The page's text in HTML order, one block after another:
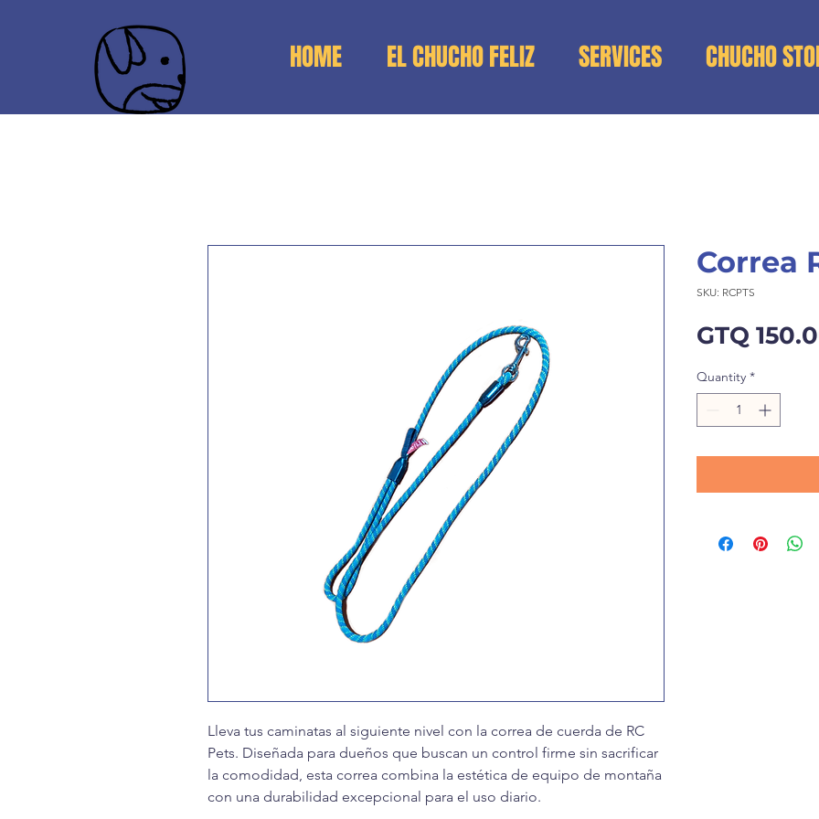
HOME EL CHUCHO FELIZ SERVICES CHUCHO
Lleva tus caminatas al siguiente nivel con la correa de cuerda de RC
Pets. Diseñada para dueños que buscan un control firme sin sacrificar
la comodidad, esta correa combina la estética de equipo de montaña
con una durabilidad excepcional para el uso diario.
Correa
SKU: RCPTS
GTQ
Quantity *